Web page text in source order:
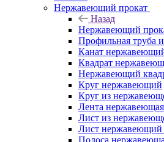
Нержавеющий прокат
Назад
Нержавеющий
Профильная труба
Канат
Квадрат
Нержавеющий
Круг нержавеющий
Круг из
Лента нержавеющая
Лист из
Лист
Полоса